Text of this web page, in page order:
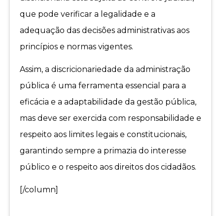
que pode verificar a legalidade e a
adequação das decisões administrativas aos
princípios e normas vigentes.
Assim, a discricionariedade da administração
pública é uma ferramenta essencial para a
eficácia e a adaptabilidade da gestão pública,
mas deve ser exercida com responsabilidade e
respeito aos limites legais e constitucionais,
garantindo sempre a primazia do interesse
público e o respeito aos direitos dos cidadãos.
[/column]